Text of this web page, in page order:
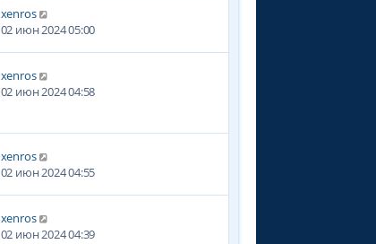
xenros
02 июн 2024 05:00
xenros
02 июн 2024 04:58
xenros
02 июн 2024 04:55
xenros
02 июн 2024 04:39